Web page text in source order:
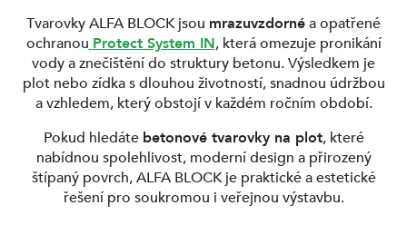
Tvarovky ALFA BLOCK jsou mrazuvzdornéa opatřené
ochranou Protect System IN, která omezuje pronikání
vody a znečištění do struktury betonu. Výsledkem je
plot nebo zídka s dlouhou životností, snadnou údržbou
a vzhledem, který obstojí v každém ročním období.
Pokud hledáte betonové tvarovky na plot, které
nabídnou spolehlivost, moderní design a přirozený
štípaný povrch, ALFA BLOCK je praktické a estetické
řešení pro soukromou i veřejnou výstavbu.